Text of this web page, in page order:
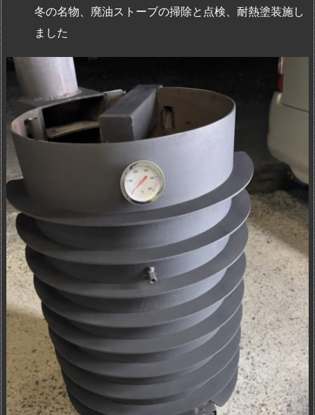
冬の名物、廃油ストーブの掃除と点検、耐熱塗装施し
ました